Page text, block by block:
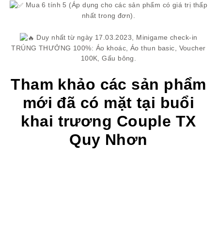
Mua 6 tính 5 (Áp dụng cho các sản phẩm có giá trị thấp
nhất trong đơn).
Duy nhất từ ngày 17.03.2023, Minigame check-in
TRÚNG THƯỞNG 100%: Áo khoác, Áo thun basic, Voucher
100K, Gấu bông.
Tham khảo các sản phẩm
mới đã có mặt tại buổi
khai trương Couple TX
Quy Nhơn